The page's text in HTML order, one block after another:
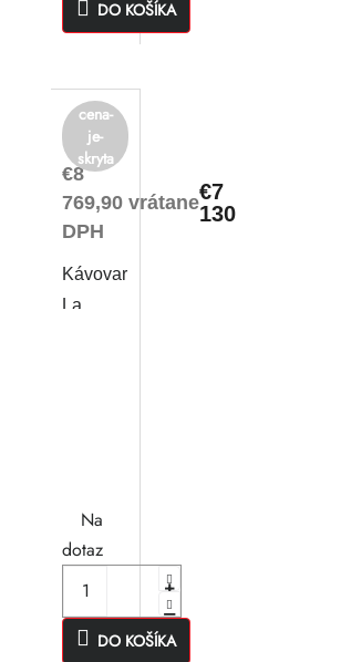
DO KOŠÍKA
€8
769,90 vrátane
DPH
€7
130
Kávovar
La
cena-
je-
skryta
Na
dotaz
DO KOŠÍKA